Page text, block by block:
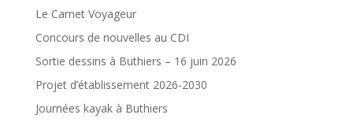
Le Carnet Voyageur
Concours de nouvelles au CDI
Sortie dessins à Buthiers – 16 juin 2026
Projet d’établissement 2026-2030
Journées kayak à Buthiers